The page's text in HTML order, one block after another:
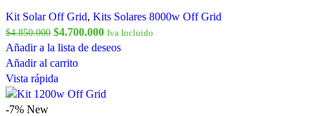
Kit Solar Off Grid, Kits Solares 8000w Off Grid
$4.850.000 $4.700.000 Iva Incluido
Añadir a la lista de deseos
Añadir al carrito
Vista rápida
-7% New